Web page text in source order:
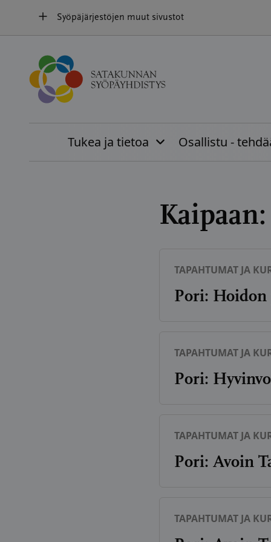
sisältöön
Syöpäjärjestöjen muut sivustot
Tukea ja tietoa Osallistu -
Kaipaan:
TAPAHTUMAT JA
Pori: Hoidon
TAPAHTUMAT JA
Pori:
TAPAHTUMAT JA
Pori: Avoin
TAPAHTUMAT JA